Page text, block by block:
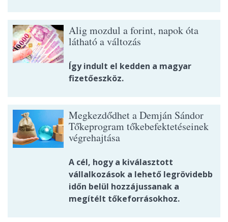
Alig mozdul a forint, napok óta
látható a változás
Így indult el kedden a magyar
fizetőeszköz.
Megkezdődhet a Demján Sándor
Tőkeprogram tőkebefektetéseinek
végrehajtása
A cél, hogy a kiválasztott
vállalkozások a lehető legrövidebb
időn belül hozzájussanak a
megítélt tőkeforrásokhoz.